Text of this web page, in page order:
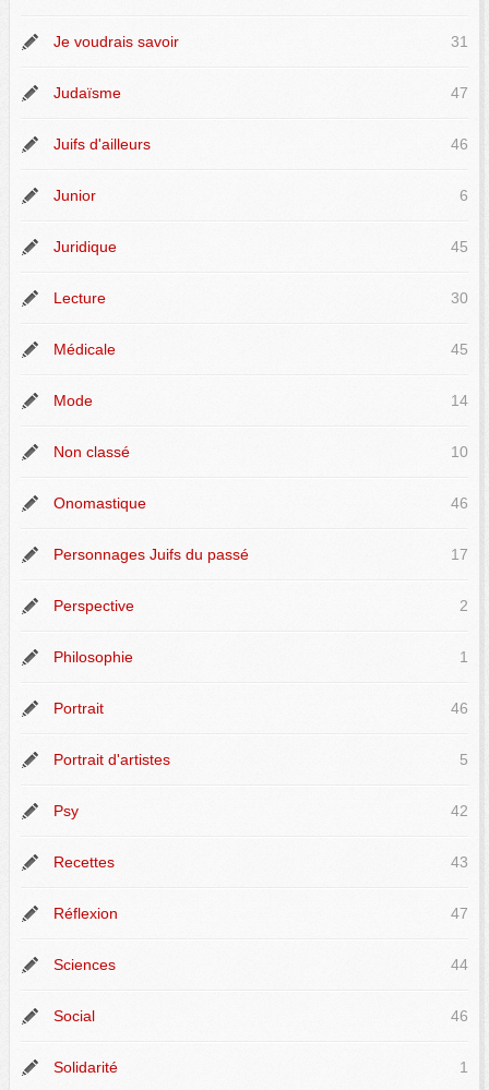
Je voudrais savoir 31
Judaïsme 47
Juifs d'ailleurs 46
Junior 6
Juridique 45
Lecture 30
Médicale 45
Mode 14
Non classé 10
Onomastique 46
Personnages Juifs du passé 17
Perspective 2
Philosophie 1
Portrait 46
Portrait d'artistes 5
Psy 42
Recettes 43
Réflexion 47
Sciences 44
Social 46
Solidarité 1